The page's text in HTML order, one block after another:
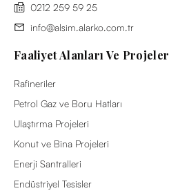
0212 259 59 25
info@alsim.alarko.com.tr
Faaliyet Alanları Ve Projeler
Rafineriler
Petrol Gaz ve Boru Hatları
Ulaştırma Projeleri
Konut ve Bina Projeleri
Enerji Santralleri
Endüstriyel Tesisler